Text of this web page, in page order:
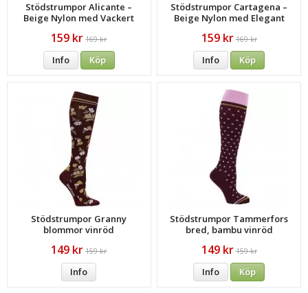
Stödstrumpor Alicante –
Beige Nylon med Vackert
159 kr 169 kr
Info Köp
Stödstrumpor Cartagena –
Beige Nylon med Elegant
159 kr 169 kr
Info Köp
Stödstrumpor Granny
blommor vinröd
149 kr 159 kr
Info
Stödstrumpor Tammerfors
bred, bambu vinröd
149 kr 159 kr
Info Köp